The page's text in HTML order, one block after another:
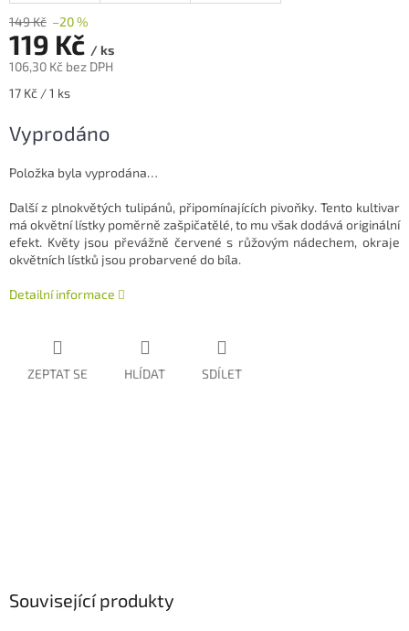
149 Kč –20 %
119 Kč / ks
106,30 Kč bez DPH
Měrná
17 Kč / 1 ks
Vyprodáno
Položka byla vyprodána…
Další z plnokvětých tulipánů, připomínajících pivoňky. Tento kultivar
má okvětní lístky poměrně zašpičatělé, to mu však dodává originální
efekt. Květy jsou převážně červené s růžovým nádechem, okraje
okvětních lístků jsou probarvené do bíla.
Detailní informace
ZEPTAT SE HLÍDAT SDÍLET
Související produkty